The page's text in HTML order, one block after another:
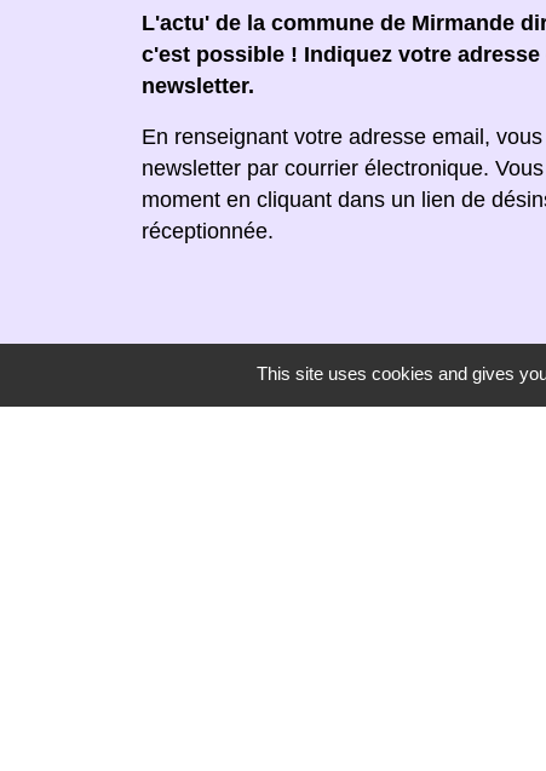
L'actu' de la commune de Mirmande
c'est possible ! Indiquez votre
newsletter.
En renseignant votre adresse email,
newsletter par courrier électronique.
moment en cliquant dans un lien de
réceptionnée.
This site uses cookies and gives